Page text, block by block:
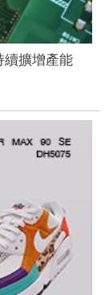
續擴增產能